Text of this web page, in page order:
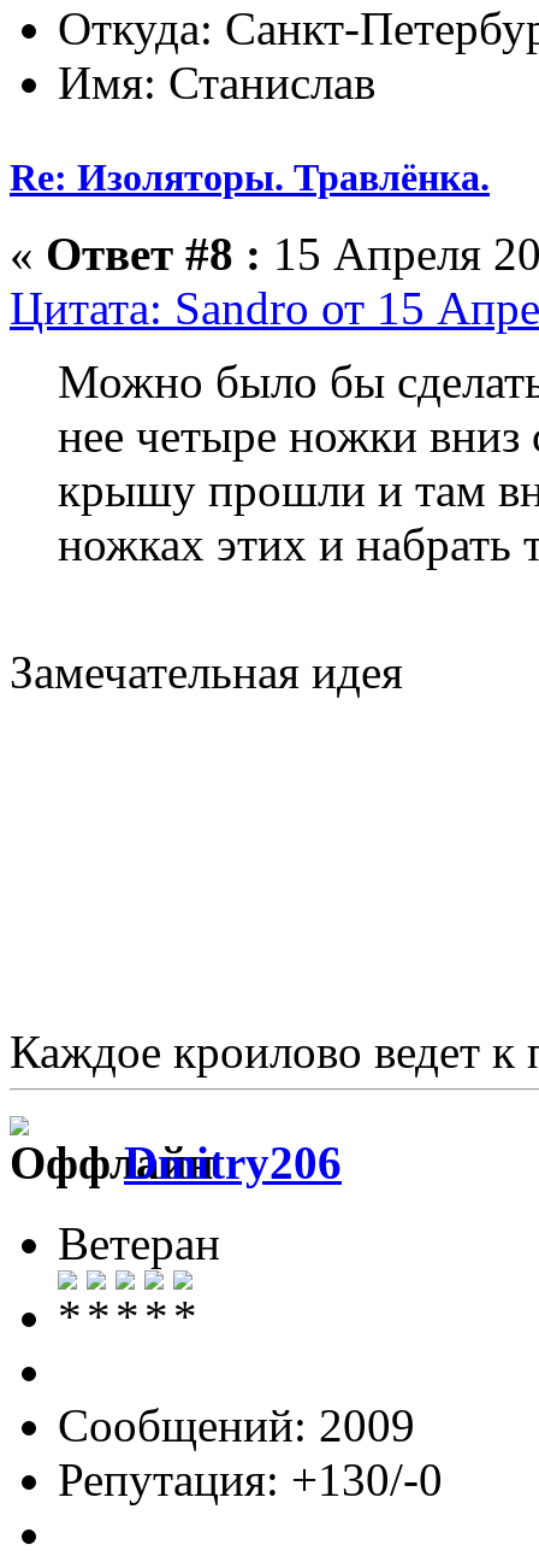
Откуда: Санкт-
Имя: Станислав
Re: Изоляторы. Травлёнка.
« Ответ #8 : 15 Апреля
Цитата: Sandro от 15
Можно было бы
нее четыре ножки вниз
крышу прошли и там
ножках этих и набрать
Замечательная
Каждое кроилово ведет к
Dmitry206
Ветеран
Сообщений: 2009
Репутация: +130/-0